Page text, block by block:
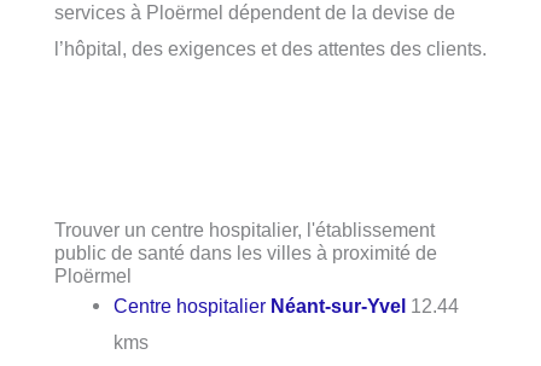
services à Ploërmel dépendent de la devise de
l’hôpital, des exigences et des attentes des clients.
Trouver un centre hospitalier, l'établissement
public de santé dans les villes à proximité de
Ploërmel
Centre hospitalier Néant-sur-Yvel 12.44
kms